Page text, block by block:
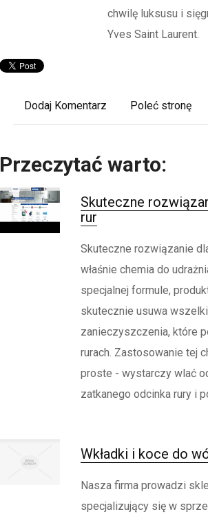
chwilę luksusu i
Yves Saint Laurent.
Dodaj Komentarz Poleć stronę
Przeczytać warto:
Skuteczne
rur
Skuteczne rozwiązanie
właśnie chemia do
specjalnej formule,
skutecznie usuwa
zanieczyszczenia, które
rurach. Zastosowanie tej
proste - wystarczy wlać
zatkanego odcinka rury i
Wkładki i koce do
Nasza firma prowadzi
specjalizujący się w